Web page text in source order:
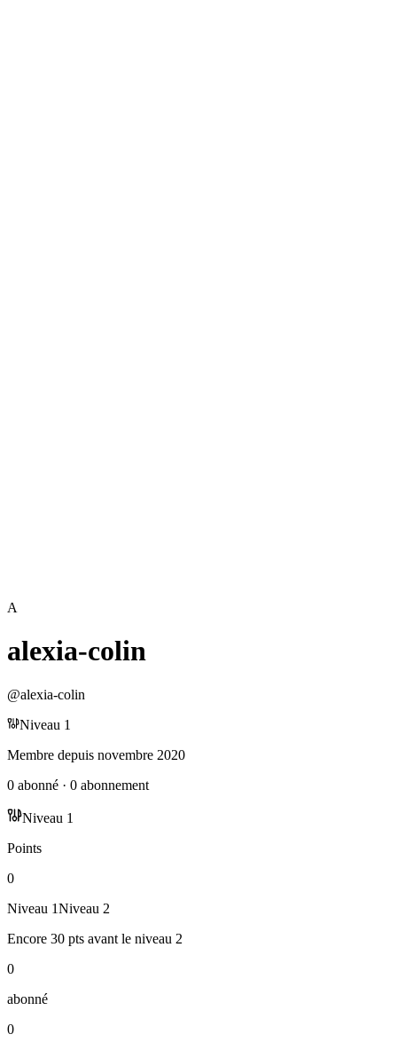
A
alexia-colin
@alexia-colin
Niveau 1
Membre depuis novembre 2020
0 abonné · 0 abonnement
Niveau 1
Points
0
Niveau 1Niveau 2
Encore 30 pts avant le niveau 2
0
abonné
0